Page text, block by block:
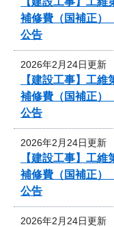
補修費（国補正）
公告
2026年2月24日更新
【建設工事】工
補修費（国補正）
公告
2026年2月24日更新
【建設工事】工
補修費（国補正）
公告
2026年2月24日更新